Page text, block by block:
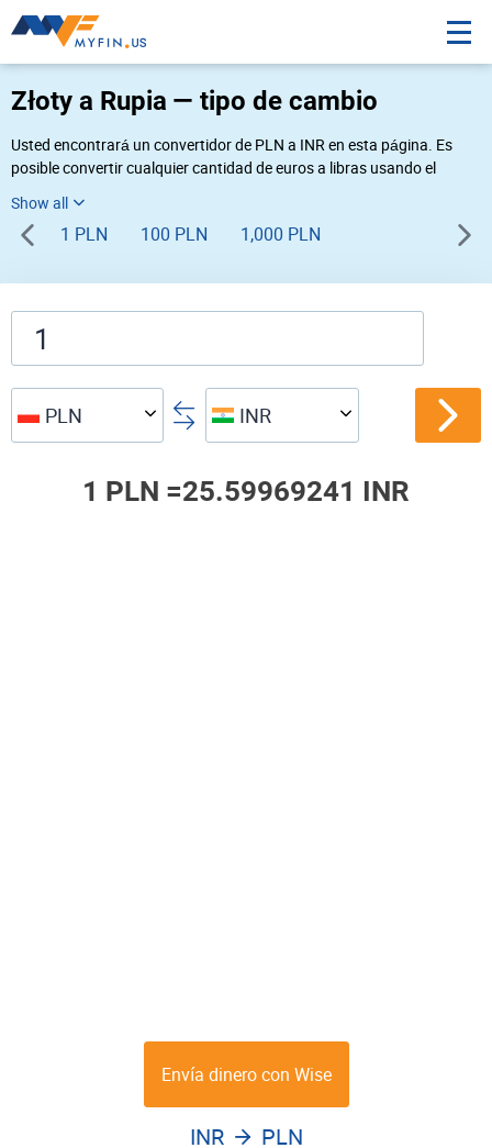
Złoty a Rupia — tipo de cambio
Usted encontrará un convertidor de PLN a INR en esta página. Es
posible convertir cualquier cantidad de euros a libras usando el
usted necesita una conversión inversa, vaya al convertidor de pares
deINR PLN.
1 PLN 100 PLN 1,000 PLN
PLN INR
1 PLN =25.59969241 INR
Envía dinero con Wise
INR PLN